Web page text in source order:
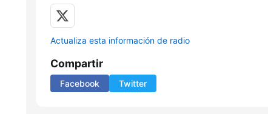
Actualiza esta información de radio
Compartir
Facebook Twitter